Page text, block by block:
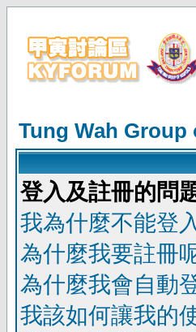
Tung Wah
登入及註冊的問
我為什麼不能登
為什麼我要註冊
為什麼我會自動
我該如何讓我的